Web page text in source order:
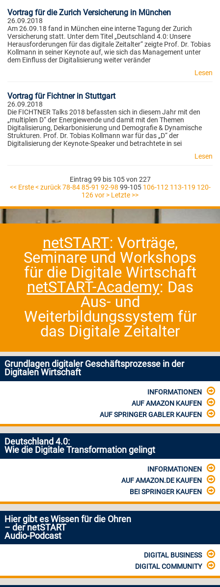
Vortrag für die Zurich Versicherung in München
26.09.2018
Am 26.09.18 fand in München eine interne Tagung der Zurich
Versicherung statt. Unter dem Titel „Deutschland 4.0: Unsere
Herausforderungen für das digitale Zeitalter“ zeigte Prof. Dr. Tobias
Kollmann in seiner Keynote auf, wie sich das Management unter
dem Einfluss der Digitalisierung weiter veränder
Lesen
Vortrag für Fichtner in Stuttgart
26.09.2018
Die FICHTNER Talks 2018 befassten sich in diesem Jahr mit den
„multiplen D“ der Energiewende und damit mit den Themen
Digitalisierung, Dekarbonisierung und Demografie & Dynamische
Strukturen. Prof. Dr. Tobias Kollmann war für das „D“ der
Digitalisierung der Keynote-Speaker und betrachtete in sei
Lesen
Eintrag 99 bis 105 von 227
<< Erste < zurück 78-84 85-91 92-98 99-105 106-112 113-119 120-
126vor > Letzte >>
netSTART: Vorträge,
Seminare und Workshops
für die Digitale Wirtschaft
netSTART-Academy: Das
Aus- und
Weiterbildungssystem für
das Digitale Zeitalter
Grundlagen digitaler Geschäftsprozesse in der
Digitalen Wirtschaft
INFORMATIONEN
AUF AMAZON KAUFEN
AUF SPRINGER GABLER KAUFEN
Deutschland 4.0:
Wie die Digitale Transformation gelingt
INFORMATIONEN
AUF AMAZON.DE KAUFEN
BEI SPRINGER KAUFEN
Hier gibt es Wissen für die Ohren
– der netSTART
Audio-Podcast
DIGITAL BUSINESS
DIGITAL COMMUNITY